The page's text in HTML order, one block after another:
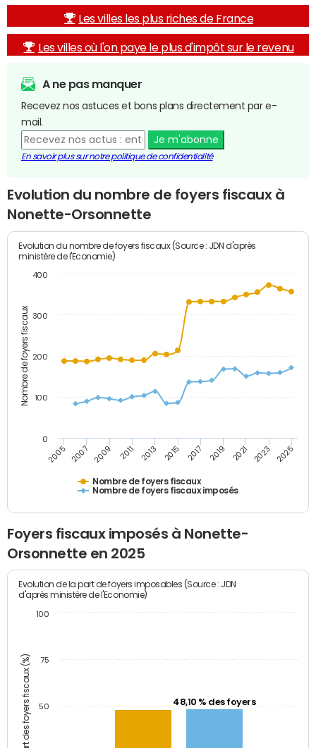
Les villes les plus riches de France
Les villes où l'on paye le plus d'impôt sur le revenu
A ne pas manquer
Recevez nos astuces et bons plans directement par e-
mail.
Je m'abonne
En savoir plus sur notre politique de confidentialité
Evolution du nombre de foyers fiscaux à
Nonette-Orsonnette
Nombre de foyers fiscaux
Evolution du nombre de foyers fiscaux (Source : JDN d'après
ministère de l'Economie)
Nombre de foyers fiscaux
Nombre de foyers fiscaux imposés
2005 2007 2009 2011 2013 2015 2017 2019 2021 2023 2025
0
100
200
300
400
Foyers fiscaux imposés à Nonette-
Orsonnette en 2025
Part des foyers fiscaux (%)
Evolution de la part de foyers imposables (Source : JDN
d'après ministère de l'Economie)
48,10 % des foyers
50
75
100